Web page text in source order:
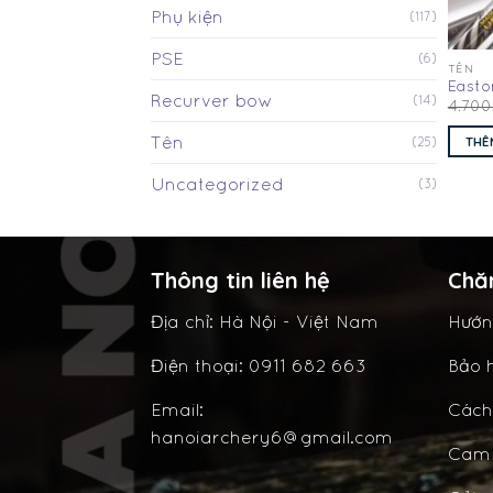
Phụ kiện (117)
PSE (6)
Recurver bow (14)
Tên (25)
Uncategorized (3)
TÊN
Thông tin liên hệ
Địa chỉ: Hà Nội - Việt Nam
Điện thoại: 0911 682 663
Email:
hanoiarchery6@gmail.com
Bảo